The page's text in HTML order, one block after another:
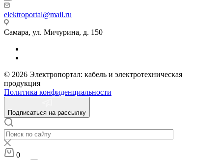
elektroportal@mail.ru
Самара, ул. Мичурина, д. 150
© 2026 Электропортал: кабель и электротехническая
продукция
Политика конфиденциальности
Подписаться на рассылку
0